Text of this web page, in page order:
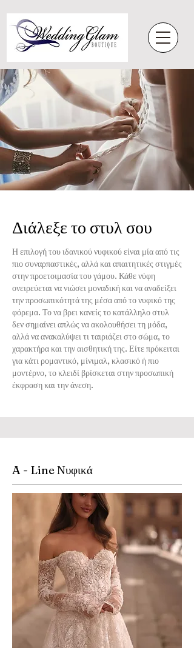
Διάλεξε το στυλ σου
Η επιλογή του ιδανικού νυφικού είναι μία από τις
πιο συναρπαστικές, αλλά και απαιτητικές στιγμές
στην προετοιμασία του γάμου. Κάθε νύφη
ονειρεύεται να νιώσει μοναδική και να αναδείξει
την προσωπικότητά της μέσα από το νυφικό της
φόρεμα. Το να βρει κανείς το κατάλληλο στυλ
δεν σημαίνει απλώς να ακολουθήσει τη μόδα,
αλλά να ανακαλύψει τι ταιριάζει στο σώμα, το
χαρακτήρα και την αισθητική της. Είτε πρόκειται
για κάτι ρομαντικό, μίνιμαλ, κλασικό ή πιο
μοντέρνο, το κλειδί βρίσκεται στην προσωπική
έκφραση και την άνεση.
A - Line Νυφικά